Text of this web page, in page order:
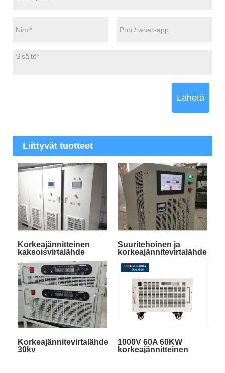
Lähetä
Liittyvät tuotteet
Korkeajännitteinen
kaksoisvirtalähde
Suuritehoinen ja
korkeajännitevirtalähde
Korkeajännitevirtalähde
30kv
1000V 60A 60KW
korkeajännitteinen